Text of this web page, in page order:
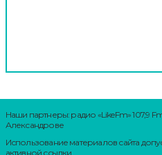
Наши партнеры: радио «LikeFm» 107,9
Александрове
Использование материалов сайта
активной ссылки.